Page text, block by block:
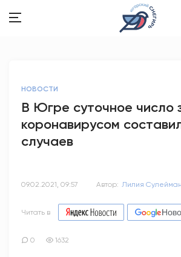
ОБРАЗОВАНИЕ
КУЛЬТУРА
СПОРТ
НОВОСТИ
В Югре суточное число
коронавирусом
случаев
09.02.2021, 09:57 Автор: Лилия
Читать в
0 1632